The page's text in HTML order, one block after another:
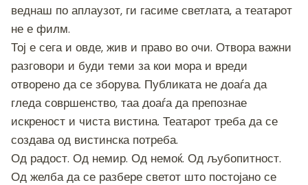
веднаш по аплаузот, ги гасиме светлата, а театарот
не е филм.
Тој е сега и овде, жив и право во очи. Отвора важни
разговори и буди теми за кои мора и вреди
отворено да се зборува. Публиката не доаѓа да
гледа совршенство, таа доаѓа да препознае
искреност и чиста вистина. Театарот треба да се
создава од вистинска потреба.
Од радост. Од немир. Од немоќ. Од љубопитност.
Од желба да се разбере светот што постојано се